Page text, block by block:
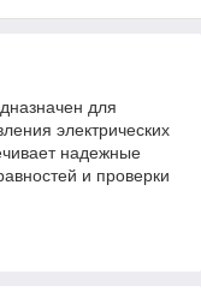
для
электрических
надежные
и проверки